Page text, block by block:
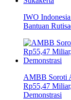
IWO
Bantuan
AMBB Soroti
Rp55,47
Demonstrasi